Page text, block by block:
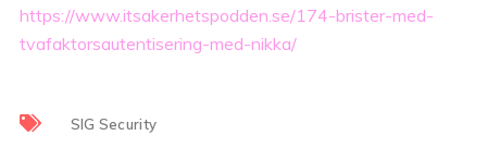
https://www.itsakerhetspodden.se/174-brister-med-
tvafaktorsautentisering-med-nikka/
SIG Security